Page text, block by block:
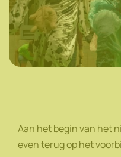
Aan het begin van het
even terug op het